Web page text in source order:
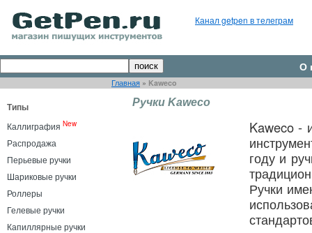
Канал getpen в телеграм
О
Главная » Kaweco
Типы
Каллиграфия New
Распродажа
Перьевые ручки
Шариковые ручки
Роллеры
Гелевые ручки
Капиллярные ручки
Ручки Kaweco
Kaweco -
году и
Ручки